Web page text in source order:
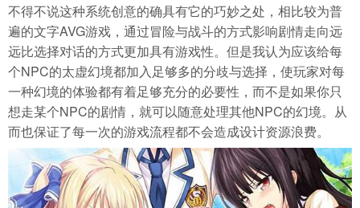
不得不说这种系统创意的确具有它的巧妙之处，相比较为普
遍的文字AVG游戏，通过冒险与战斗的方式影响剧情走向远
远比选择对话的方式更加具有游戏性。但是我认为应该给每
个NPC的太虚幻境都加入足够多的分歧与选择，使玩家对每
一种幻境的体验都有着足够充分的必要性，而不是如果你只
想走某个NPC的剧情，就可以随意处理其他NPC的幻境。从
而也保证了每一次的游戏流程都不会造成设计资源浪费。